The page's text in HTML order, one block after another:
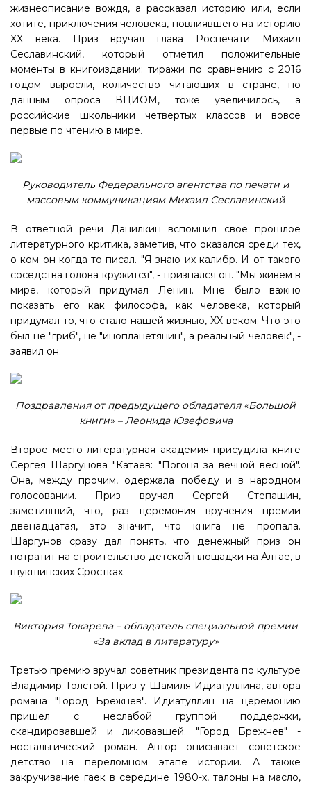
жизнеописание вождя, а рассказал историю или, если
хотите, приключения человека, повлиявшего на историю
XX века. Приз вручал глава Роспечати Михаил
Сеславинский, который отметил положительные
моменты в книгоиздании: тиражи по сравнению с 2016
годом выросли, количество читающих в стране, по
данным опроса ВЦИОМ, тоже увеличилось, а
российские школьники четвертых классов и вовсе
первые по чтению в мире.
Руководитель Федерального агентства по печати и
массовым коммуникациям Михаил Сеславинский
В ответной речи Данилкин вспомнил свое прошлое
литературного критика, заметив, что оказался среди тех,
о ком он когда-то писал. "Я знаю их калибр. И от такого
соседства голова кружится", - признался он. "Мы живем в
мире, который придумал Ленин. Мне было важно
показать его как философа, как человека, который
придумал то, что стало нашей жизнью, XX веком. Что это
был не "гриб", не "инопланетянин", а реальный человек", -
заявил он.
Поздравления от предыдущего обладателя «Большой
книги» – Леонида Юзефовича
Второе место литературная академия присудила книге
Сергея Шаргунова "Катаев: "Погоня за вечной весной".
Она, между прочим, одержала победу и в народном
голосовании. Приз вручал Сергей Степашин,
заметивший, что, раз церемония вручения премии
двенадцатая, это значит, что книга не пропала.
Шаргунов сразу дал понять, что денежный приз он
потратит на строительство детской площадки на Алтае, в
шукшинских Сростках.
Виктория Токарева – обладатель специальной премии
«За вклад в литературу»
Третью премию вручал советник президента по культуре
Владимир Толстой. Приз у Шамиля Идиатуллина, автора
романа "Город Брежнев". Идиатуллин на церемонию
пришел с неслабой группой поддержки,
скандировавшей и ликовавшей. "Город Брежнев" -
ностальгический роман. Автор описывает советское
детство на переломном этапе истории. А также
закручивание гаек в середине 1980-х, талоны на масло,